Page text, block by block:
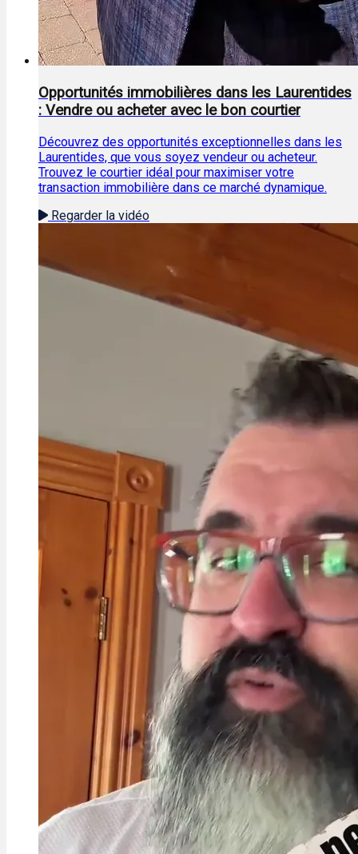
Opportunités immobilières dans les Laurentides
: Vendre ou acheter avec le bon courtier
Découvrez des opportunités exceptionnelles dans les
Laurentides, que vous soyez vendeur ou acheteur.
Trouvez le courtier idéal pour maximiser votre
transaction immobilière dans ce marché dynamique.
Regarder la vidéo